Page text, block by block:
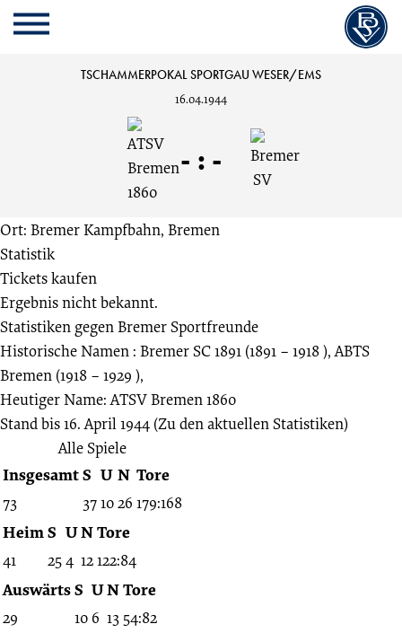
Cookie
Einstellungen
Zum
Inhalt
Cookie
Einstellungen
Kopfbereich
MENU
vs.
Bremer
SV
:
16.04.1944
-
1943/1944
(Tschammerpokal
Sportgau
TSCHAMMERPOKAL SPORTGAU WESER/EMS
16.04.1944
- : -
Ort: Bremer Kampfbahn, Bremen
Statistik
Tickets kaufen
Ergebnis nicht bekannt.
Statistiken gegenBremer Sportfreunde
Historische Namen : Bremer SC 1891 (1891 – 1918 ), ABTS
Bremen (1918 – 1929 ),
Heutiger Name: ATSV Bremen 1860
Stand bis 16. April 1944 (Zu den aktuellen Statistiken)
Alle Spiele
InsgesamtS U N Tore
73 371026 179:168
HeimS UNTore
41 254 12122:84
AuswärtsS UNTore
29 10 6 13 54:82